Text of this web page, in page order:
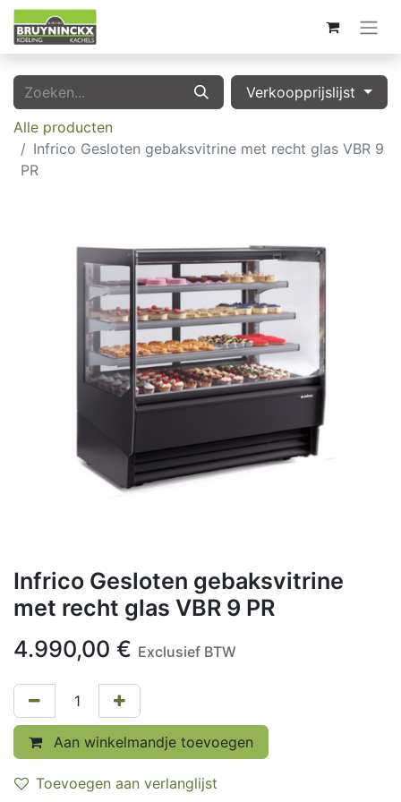
Verkoopprijslijst
Alle producten
Infrico Gesloten gebaksvitrine met recht glas VBR 9
PR
Infrico Gesloten gebaksvitrine
met recht glas VBR 9 PR
4.990,00 € Exclusief BTW
Aan winkelmandje toevoegen
Toevoegen aan verlanglijst